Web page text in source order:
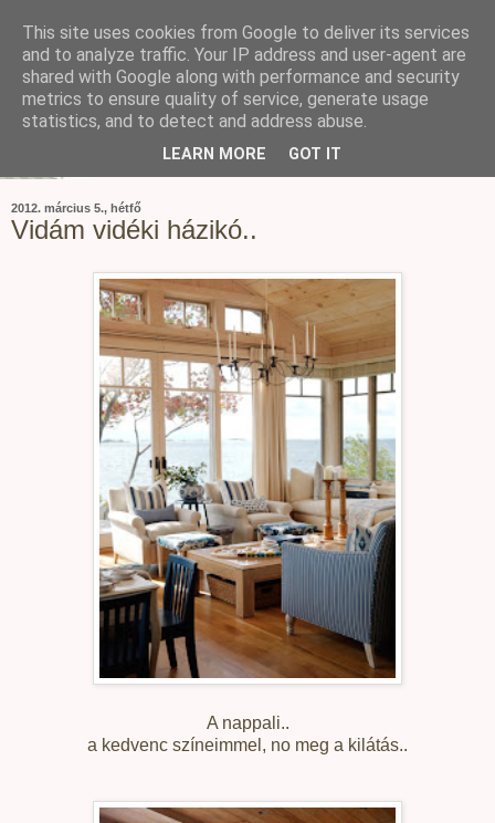
2012. március 5., hétfő
Vidám vidéki házikó..
A nappali..
a kedvenc színeimmel, no meg a kilátás..
This site uses cookies from Google to deliver its services
and to analyze traffic. Your IP address and user-agent are
shared with Google along with performance and security
metrics to ensure quality of service, generate usage
statistics, and to detect and address abuse.
LEARN MORE GOT IT